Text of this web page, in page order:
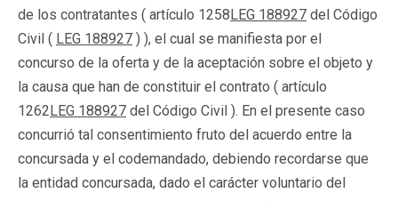
de los contratantes ( artículo 1258LEG 188927 del Código
Civil ( LEG 188927 ) ), el cual se manifiesta por el
concurso de la oferta y de la aceptación sobre el objeto y
la causa que han de constituir el contrato ( artículo
1262LEG 188927 del Código Civil ). En el presente caso
concurrió tal consentimiento fruto del acuerdo entre la
concursada y el codemandado, debiendo recordarse que
la entidad concursada, dado el carácter voluntario del